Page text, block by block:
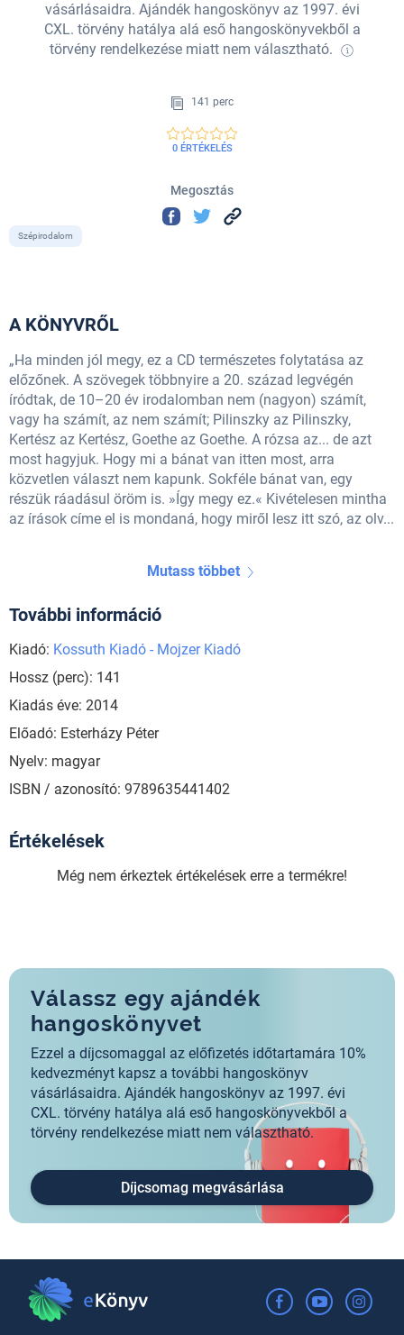
vásárlásaidra. Ajándék hangoskönyv az 1997. évi
CXL. törvény hatálya alá eső hangoskönyvekből a
törvény rendelkezése miatt nem választható.
141 perc
0 ÉRTÉKELÉS
Megosztás
Szépirodalom
A KÖNYVRŐL
„Ha minden jól megy, ez a CD természetes folytatása az
előzőnek. A szövegek többnyire a 20. század legvégén
íródtak, de 10–20 év irodalomban nem (nagyon) számít,
vagy ha számít, az nem számít; Pilinszky az Pilinszky,
Kertész az Kertész, Goethe az Goethe. A rózsa az... de azt
most hagyjuk. Hogy mi a bánat van itten most, arra
közvetlen választ nem kapunk. Sokféle bánat van, egy
részük ráadásul öröm is. »Így megy ez.« Kivételesen mintha
az írások címe el is mondaná, hogy miről lesz itt szó, az olv...
Mutass többet
További információ
Kiadó: Kossuth Kiadó - Mojzer Kiadó
Hossz (perc): 141
Kiadás éve: 2014
Előadó: Esterházy Péter
Nyelv: magyar
ISBN / azonosító: 9789635441402
Értékelések
Még nem érkeztek értékelések erre a termékre!
Válassz egy ajándék
hangoskönyvet
Ezzel a díjcsomaggal az előfizetés időtartamára 10%
kedvezményt kapsz a további hangoskönyv
vásárlásaidra. Ajándék hangoskönyv az 1997. évi
CXL. törvény hatálya alá eső hangoskönyvekből a
törvény rendelkezése miatt nem választható.
Díjcsomag megvásárlása